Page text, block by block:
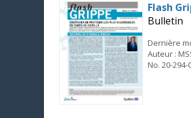
Flash
Bulletin
Dernière
Auteur :
No. 20-294-